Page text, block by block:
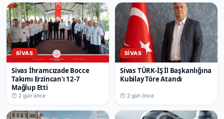
SIVAS
Sivas İhramcızade Bocce
Takımı Erzincan'ı 12-7
Mağlup Etti
🕐 2 gün önce
SIVAS
Sivas TÜRK-İŞ İl Başkanlığına
Kubilay Töre Atandı
🕐 2 gün önce